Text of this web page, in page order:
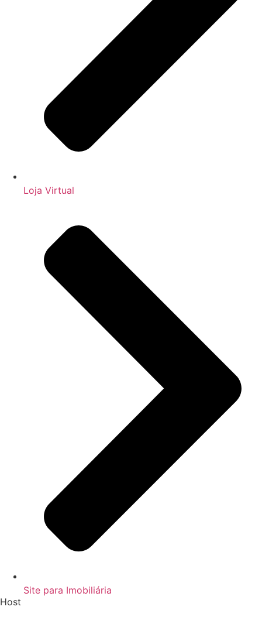
Loja Virtual
Site para Imobiliária
Host